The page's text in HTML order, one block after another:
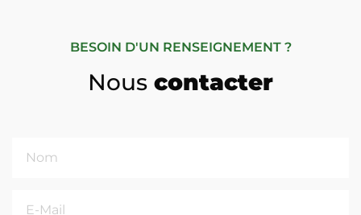
BESOIN D'UN RENSEIGNEMENT ?
Nous contacter